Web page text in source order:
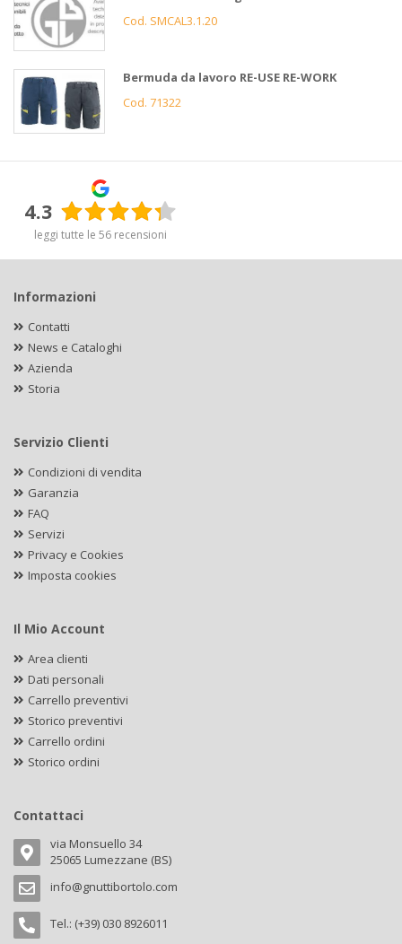
Cod. SMCAL3.1.20
Bermuda da lavoro RE-USE RE-WORK
Cod. 71322
4.3
leggi tutte le 56 recensioni
Informazioni
Contatti
News e Cataloghi
Azienda
Storia
Servizio Clienti
Condizioni di vendita
Garanzia
FAQ
Servizi
Privacy e Cookies
Imposta cookies
Il Mio Account
Area clienti
Dati personali
Carrello preventivi
Storico preventivi
Carrello ordini
Storico ordini
Contattaci
via Monsuello 34
25065 Lumezzane (BS)
info@gnuttibortolo.com
Tel.: (+39) 030 8926011